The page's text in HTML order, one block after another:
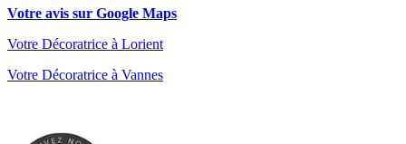
Votre avis sur Google Maps
Votre Décoratrice à Lorient
Votre Décoratrice à Vannes